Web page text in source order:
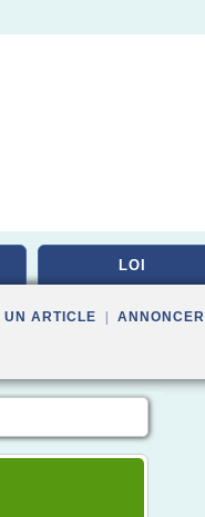
LOI
UN ARTICLE ANNONCER